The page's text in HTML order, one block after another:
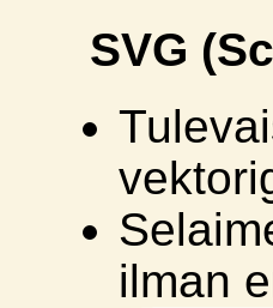
SVG
ilman